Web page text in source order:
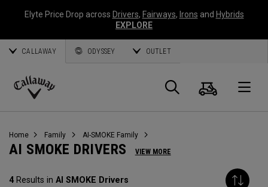
Elyte Price Drop across Drivers, Fairways, Irons and Hybrids
EXPLORE
CALLAWAY ODYSSEY OUTLET
Callaway
Suche
Home Family AI-SMOKE Family
AI SMOKE DRIVERS VIEW MORE
4Results in AI SMOKE Drivers